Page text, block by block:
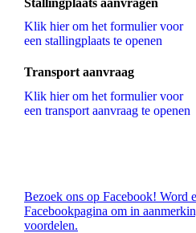
Stallingplaats aanvragen
Klik hier om het formulier voor
een stallingplaats te openen
Transport aanvraag
Klik hier om het formulier voor
een transport aanvraag te openen
Bezoek ons op Facebook! Word
Facebookpagina om in
voordelen.